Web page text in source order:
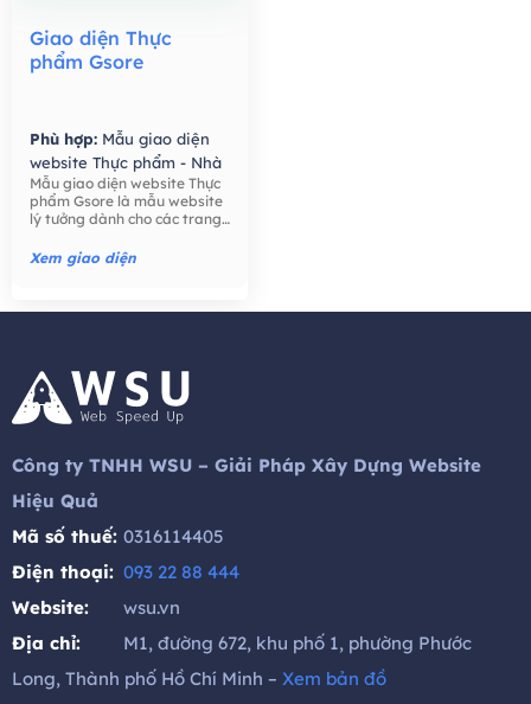
Giao diện Thực
phẩm Gsore
Phù hợp: Mẫu giao diện
website Thực phẩm - Nhà
Hàng,Mẫu giao diện
website Bán hàng -
Thương mại điện tử,
Mẫu giao diện website Thực
phẩm Gsore là mẫu website
lý tưởng dành cho các trang
phẩm, công ty thực phẩm,
thực phẩm hữu cơ, nước ép
Xem giao diện
Công ty TNHH WSU – Giải Pháp Xây Dựng Website
Hiệu Quả
Mã số thuế: 0316114405
Điện thoại: 093 22 88 444
Website:
wsu.vn
Địa chỉ:
M1, đường 672, khu phố 1, phường Phước
Long, Thành phố Hồ Chí Minh – Xem bản đồ